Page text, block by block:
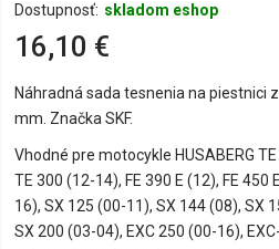
Dostupnosť: skladom eshop
16,10 €
Náhradná sada tesnenia na piestnici
mm. Značka SKF.
Vhodné pre motocykle HUSABERG
TE 300 (12-14), FE 390 E (12), FE 450
16), SX 125 (00-11), SX 144 (08), SX
SX 200 (03-04), EXC 250 (00-16),